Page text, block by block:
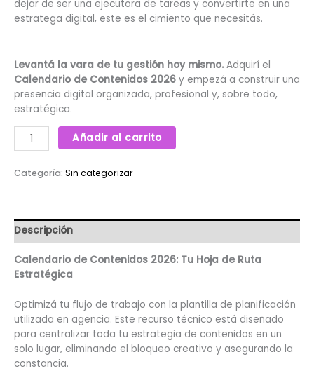
dejar de ser una ejecutora de tareas y convertirte en una
estratega digital, este es el cimiento que necesitás.
Levantá la vara de tu gestión hoy mismo. Adquirí el
Calendario de Contenidos 2026 y empezá a construir una
presencia digital organizada, profesional y, sobre todo,
estratégica.
Añadir al carrito
Categoría: Sin categorizar
Descripción
Calendario de Contenidos 2026: Tu Hoja de Ruta
Estratégica
Optimizá tu flujo de trabajo con la plantilla de planificación
utilizada en agencia. Este recurso técnico está diseñado
para centralizar toda tu estrategia de contenidos en un
solo lugar, eliminando el bloqueo creativo y asegurando la
constancia.